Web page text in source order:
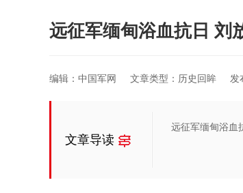
远征军缅甸浴血抗日 刘
编辑：中国军网 文章类型：历史回眸 发
文章导读
远征军缅甸浴血